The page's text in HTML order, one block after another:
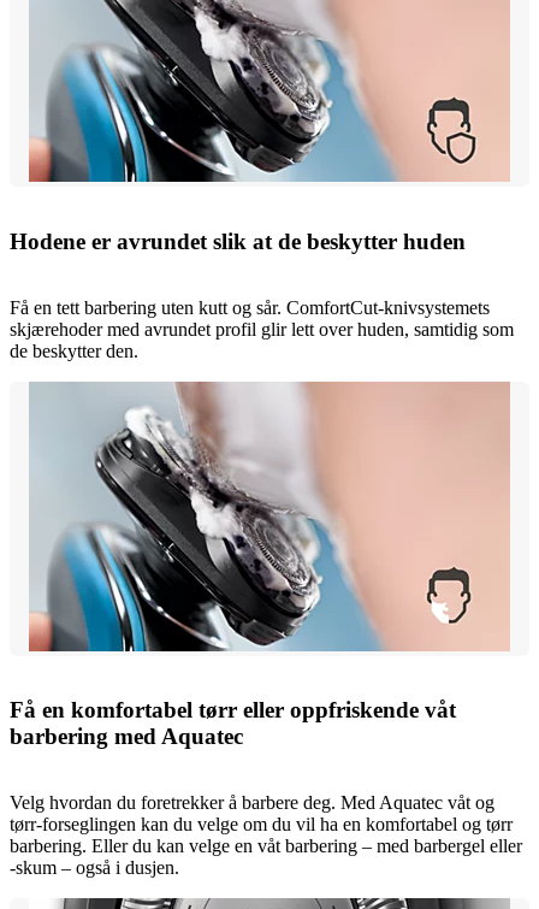
Hodene er avrundet slik at de beskytter huden
Få en tett barbering uten kutt og sår. ComfortCut-knivsystemets
skjærehoder med avrundet profil glir lett over huden, samtidig som
de beskytter den.
Få en komfortabel tørr eller oppfriskende våt
barbering med Aquatec
Velg hvordan du foretrekker å barbere deg. Med Aquatec våt og
tørr-forseglingen kan du velge om du vil ha en komfortabel og tørr
barbering. Eller du kan velge en våt barbering – med barbergel eller
-skum – også i dusjen.